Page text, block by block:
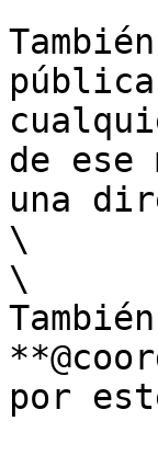
de ese
una
\
\
por